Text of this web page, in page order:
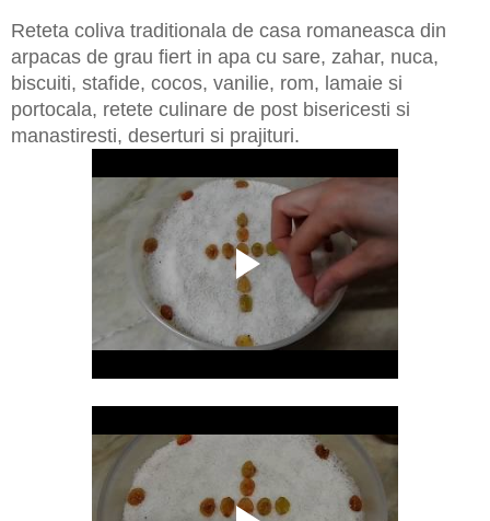
Reteta coliva traditionala de casa romaneasca din
arpacas de grau fiert in apa cu sare, zahar, nuca,
biscuiti, stafide, cocos, vanilie, rom, lamaie si
portocala, retete culinare de post bisericesti si
manastiresti, deserturi si prajituri.